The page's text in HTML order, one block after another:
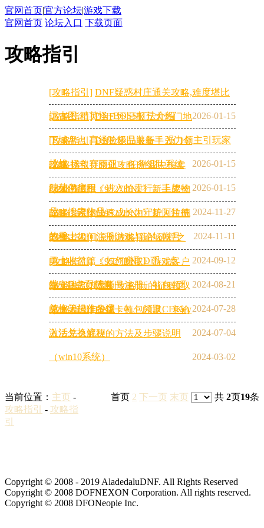
官网首页|官方论坛|游戏下载
官网首页 论坛入口 下载页面
攻略指引
[攻略指引] DNF疑惑村庄通关攻略,难度堪比
远古图,精英怪+BOSS打法介绍 2026-01-15
[攻略指引] DNF 怀旧服五大热门地
下城盘点 高经验极品装备 + 强力领主引玩家
挑战 2026-01-15
[攻略指引] DNF 怀旧服新手入门全
攻略 拯救赛丽亚 + 任务组队系统
助菜鸟启程 2026-01-15
[攻略指引] [原创攻略]游戏中拍卖
行如何使用：进入拍卖行、上架物
品、搜索物品 2024-11-27
[攻略指引] 《9527DNF》新手成长
攻略，让你快速成长为守护阿拉德
的勇士！ 2024-11-11
[攻略指引] 《9527DNF》新人注册
教程：如何注册游戏与论坛帐号
2024-09-12
[攻略指引] [原创攻略]新的征程之
勇士收益篇：如何赚取D币（点
券）D点贡献值 2024-08-21
[攻略指引] 《9527DNF》游戏客户
端安装方法及帐号注册、礼包领取
兑换等操作步骤 2024-07-28
[攻略指引] [原创攻略]新的征程之
勇士入门准备篇：礼包领取CDKey
激活兑换流程 2024-07-04
[攻略指引] DNF卡顿、闪退、卡输
入法怎么解决的方法及步骤说明
（win10系统） 2024-03-02
首页 2 下一页 末页 共 2页19条
当前位置： 主页 -
攻略指引
- 攻略指
引
Copyright © 2008 - 2019 AladedaluDNF. All Rights Reserved
Copyright © 2008 DOFNEXON Corporation. All rights reserved.
Copyright © 2008 DFONeople Inc.